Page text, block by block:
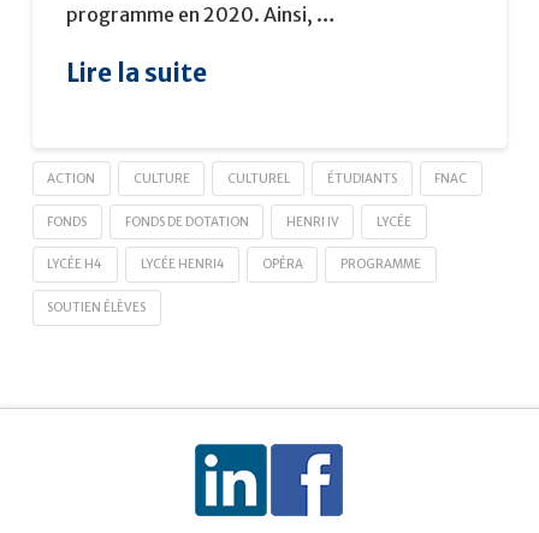
programme en 2020. Ainsi, …
Lire la suite
ACTION CULTURE CULTUREL ÉTUDIANTS FNAC
FONDS FONDS DE DOTATION HENRI IV LYCÉE
LYCÉE H4 LYCÉE HENRI4 OPÉRA PROGRAMME
SOUTIEN ÉLÈVES